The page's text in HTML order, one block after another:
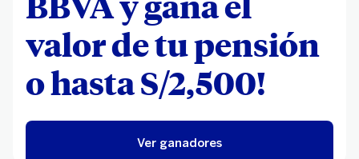
valor de tu pensión
o hasta S/2,500!
Ver ganadores